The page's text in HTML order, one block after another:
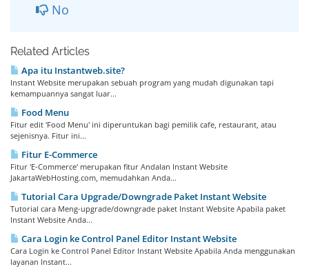
No
Related Articles
Apa itu Instantweb.site?
Instant Website merupakan sebuah program yang mudah digunakan tapi
kemampuannya sangat luar...
Food Menu
Fitur edit 'Food Menu' ini diperuntukan bagi pemilik cafe, restaurant, atau
sejenisnya. Fitur ini...
Fitur E-Commerce
Fitur 'E-Commerce' merupakan fitur Andalan Instant Website
JakartaWebHosting.com, memudahkan Anda...
Tutorial Cara Upgrade/Downgrade Paket Instant Website
Tutorial cara Meng-upgrade/downgrade paket Instant Website Apabila paket
Instant Website Anda...
Cara Login ke Control Panel Editor Instant Website
Cara Login ke Control Panel Editor Instant Website Apabila Anda menggunakan
layanan Instant...